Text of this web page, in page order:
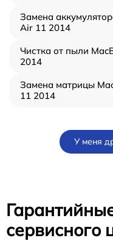
Замена
Air 11 2014
Чистка от пыли
2014
Замена матрицы
11 2014
У меня
сервисного